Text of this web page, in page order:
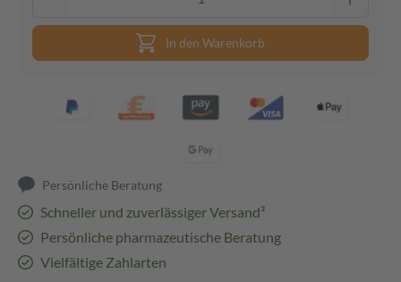
In den Warenkorb
Persönliche Beratung
Schneller und zuverlässiger Versand³
Persönliche pharmazeutische Beratung
Vielfältige Zahlarten